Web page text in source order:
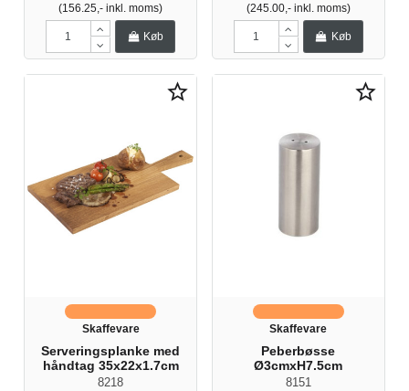
(156.25,- inkl. moms)
Køb
(245.00,- inkl. moms)
Køb
star_border
Skaffevare
Serveringsplanke med
håndtag 35x22x1.7cm
8218
star_border
Skaffevare
Peberbøsse
Ø3cmxH7.5cm
8151